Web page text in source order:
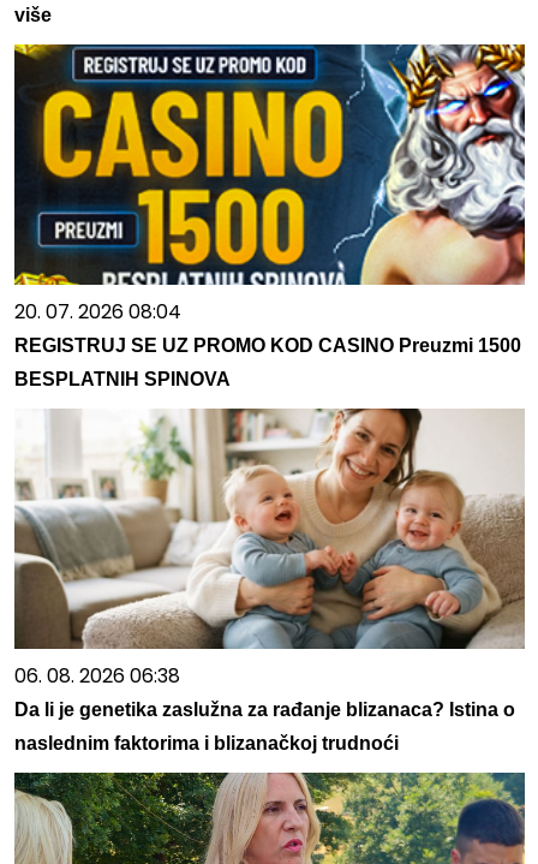
više
20. 07. 2026 08:04
REGISTRUJ SE UZ PROMO KOD CASINO Preuzmi 1500
BESPLATNIH SPINOVA
06. 08. 2026 06:38
Da li je genetika zaslužna za rađanje blizanaca? Istina o
naslednim faktorima i blizanačkoj trudnoći